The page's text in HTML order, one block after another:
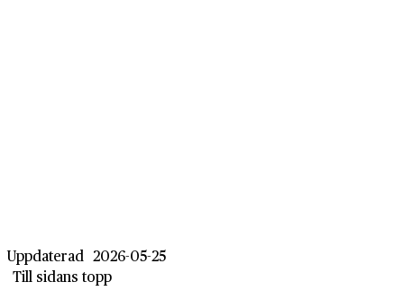
Uppdaterad 2026-05-25
Till sidans topp